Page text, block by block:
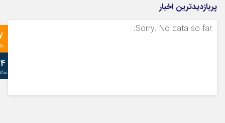
پربازدیدترین اخبار
Sorry. No data so far.